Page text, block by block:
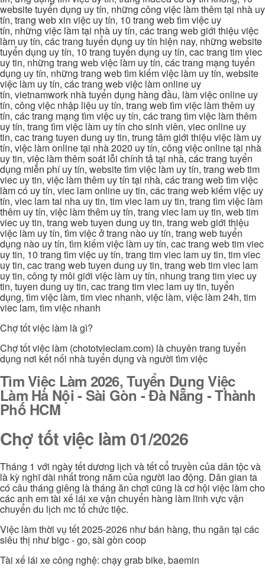
website tuyển dụng uy tín, những công việc làm thêm tại nhà uy
tín, trang web xin việc uy tín, 10 trang web tìm việc uy
tín, những việc làm tại nhà uy tín, các trang web giới thiệu việc
làm uy tín, các trang tuyển dụng uy tín hiện nay, những website
tuyển dụng uy tín, 10 trang tuyển dụng uy tín, cac trang tim viec
uy tin, những trang web việc làm uy tín, các trang mạng tuyển
dụng uy tín, những trang web tìm kiếm việc làm uy tín, website
việc làm uy tín, các trang web việc làm online uy
tín, vietnamwork nhà tuyển dụng hàng đầu, làm việc online uy
tín, công việc nhập liệu uy tín, trang web tìm việc làm thêm uy
tín, các trang mạng tìm việc uy tín, các trang tìm việc làm thêm
uy tín, trang tìm việc làm uy tín cho sinh viên, viec online uy
tin, cac trang tuyen dung uy tin, trung tâm giới thiệu việc làm uy
tín, việc làm online tại nhà 2020 uy tín, công việc online tại nhà
uy tin, việc làm thêm soát lỗi chính tả tại nhà, các trang tuyển
dụng miễn phí uy tín, website tìm việc làm uy tín, trang web tim
viec uy tin, việc làm thêm uy tín tại nhà, các trang web tìm việc
làm có uy tín, viec lam online uy tin, các trang web kiếm việc uy
tín, viec lam tai nha uy tin, tim viec lam uy tin, trang tìm việc làm
thêm uy tín, việc làm thêm uy tín, trang viec lam uy tin, web tim
viec uy tin, trang web tuyen dung uy tin, trang web giới thiệu
việc làm uy tín, tìm việc ở trang nào uy tín, trang web tuyển
dụng nào uy tín, tìm kiếm việc làm uy tín, cac trang web tim viec
uy tin, 10 trang tìm việc uy tín, trang tim viec lam uy tin, tim viec
uy tin, cac trang web tuyen dung uy tin, trang web tim viec lam
uy tin, công ty môi giới việc làm uy tín, nhung trang tim viec uy
tin, tuyen dung uy tin, cac trang tim viec lam uy tin, tuyển
dụng, tìm việc làm, tim viec nhanh, việc làm, việc làm 24h, tim
viec lam, tìm việc nhanh
Chợ tốt việc làm là gì?
Chợ tốt việc làm (chototvieclam.com) là chuyên trang tuyển
dụng nơi kết nối nhà tuyển dụng và người tìm việc
Tìm Việc Làm 2026, Tuyển Dụng Việc
Làm Hà Nội - Sài Gòn - Đà Nẵng - Thành
Phố HCM
Chợ tốt việc làm 01/2026
Tháng 1 với ngày tết dương lịch và tết cổ truyền của dân tộc và
là kỳ nghĩ dài nhất trong năm của người lao động. Dân gian ta
có câu tháng giêng là tháng ăn chơi cũng là cơ hội việc làm cho
các anh em tài xế lái xe vận chuyển hàng làm lĩnh vực vận
chuyển du lịch mc tổ chức tiệc.
Việc làm thời vụ tết 2025-2026 như bán hàng, thu ngân tại các
siêu thị như bigc - go, sài gòn coop
Tài xế lái xe công nghệ: chạy grab bike, baemin